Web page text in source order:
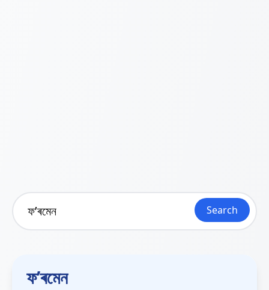
Search
ফ’ৰমেন